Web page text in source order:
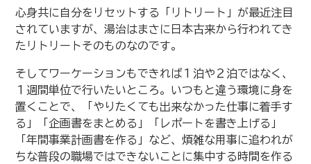
心身共に自分をリセットする「リトリート」が最近注目
されていますが、湯治はまさに日本古来から行われてき
たリトリートそのものなのです。
そしてワーケーションもできれば１泊や２泊ではなく、
１週間単位で行いたいところ。いつもと違う環境に身を
置くことで、「やりたくても出来なかった仕事に着手す
る」「企画書をまとめる」「レポートを書き上げる」
「年間事業計画書を作る」など、煩雑な用事に追われが
ちな普段の職場ではできないことに集中する時間を作る